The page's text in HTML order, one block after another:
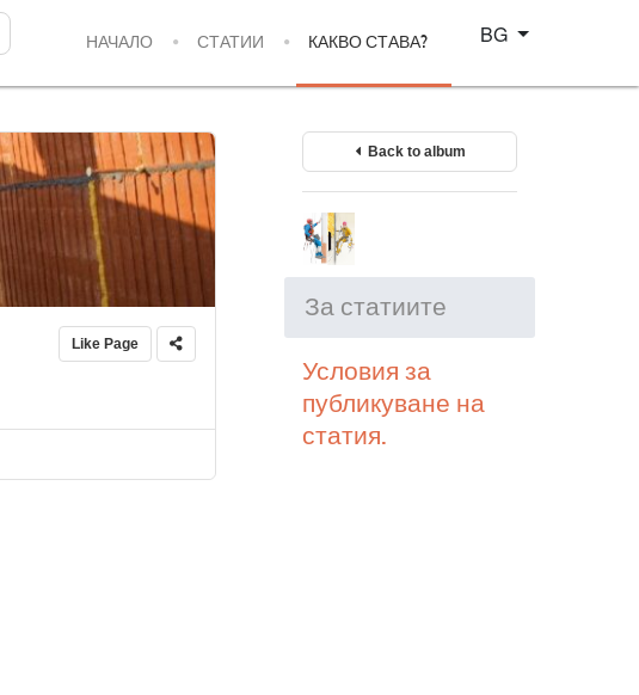
НАЧАЛО СТАТИИ КАКВО СТАВА?
Изберете език
BG
Like Page
Back to album
За статиите
Условия за
публикуване на
статия.